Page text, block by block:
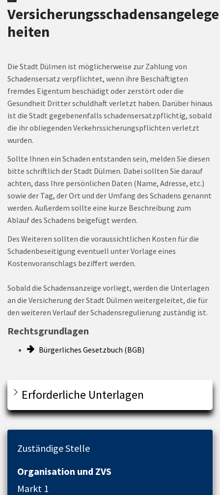
heiten
Die Stadt Dülmen ist möglicherweise zur Zahlung von
Schadensersatz verpflichtet, wenn ihre Beschäftigten
fremdes Eigentum beschädigt oder zerstört oder die
Gesundheit Dritter schuldhaft verletzt haben. Darüber hinaus
ist die Stadt gegebenenfalls schadensersatzpflichtig, sobald
die ihr obliegenden Verkehrssicherungspflichten verletzt
wurden.
Sollte Ihnen ein Schaden entstanden sein, melden Sie diesen
bitte schriftlich der Stadt Dülmen. Dabei sollten Sie darauf
achten, dass Ihre persönlichen Daten (Name, Adresse, etc.)
sowie der Tag, der Ort und der Umfang des Schadens genannt
werden. Außerdem sollte eine kurze Beschreibung zum
Ablauf des Schadens beigefügt werden.
Des Weiteren sollten die voraussichtlichen Kosten für die
Schadenbeseitigung eventuell unter Vorlage eines
Kostenvoranschlags beziffert werden.
Sobald die Schadensanzeige vorliegt, werden die Unterlagen
an die Versicherung der Stadt Dülmen weitergeleitet, die für
den weiteren Verlauf der Schadensregulierung zuständig ist.
Rechtsgrundlagen
Bürgerliches Gesetzbuch (BGB)
Erforderliche Unterlagen
Zuständige Stelle
Organisation und ZVS
Markt 1